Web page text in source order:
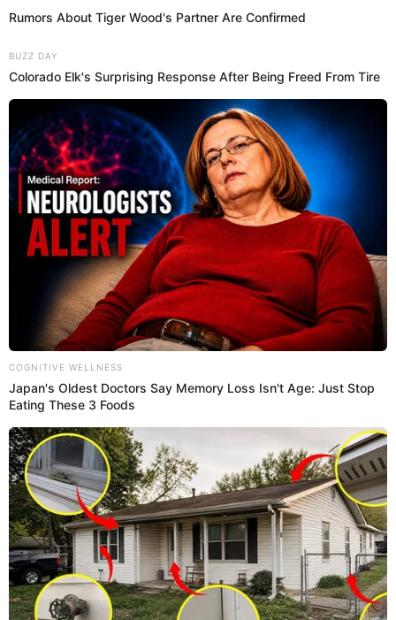
La información del periodista colombiano sobre la apelación que habría
presentado la selección peruana. / FUENTE: Twitter.
De momento, la Federación Peruana de Fútbol no se ha
pronunciado sobre la información que dio Londoño ni
tampoco usó la cuenta de la selección peruana para
afirmar o desmentir. No obstante, se recuerda que desde la
FPF se había dicho que no iban a involucrarse en el caso
Byron Castillo luego que la misma FIFA mencionó a Perú
en el conflicto entre Ecuador y Chile.
FIFA y la vez que involucró a Perú en
el caso Byron Castillo
La máxima entidad del fútbol hizo partícipe a la selección
peruana en el caso del futbolista Byron Castillo, quien fue
señalado por Chile como ciudadano colombiano y no
ecuatoriano. Ante ese panorama, la FIFA mencionó a las
tres selecciones en caso puedan tomar postura y luego
puedan apelar si creen que fueron perjudicados.